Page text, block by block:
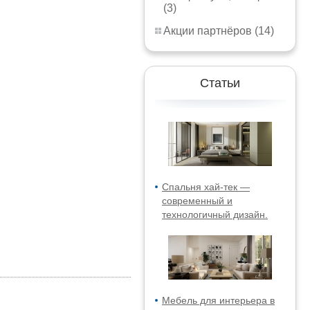
(3)
Акции партнёров (14)
Статьи
Спальня хай-тек —
современный и
технологичный дизайн.
Мебель для интерьера в